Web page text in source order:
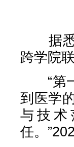
据悉
跨学院
“第一
到医学
与技
任。